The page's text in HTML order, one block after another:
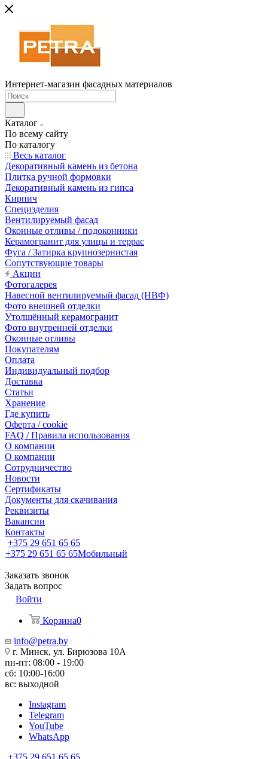
Интернет-магазин фасадных материалов
Каталог
По всему сайту
По каталогу
Весь каталог
Декоративный камень из бетона
Плитка ручной формовки
Декоративный камень из гипса
Кирпич
Специзделия
Вентилируемый фасад
Оконные отливы / подоконники
Керамогранит для улицы и террас
Фуга / Затирка крупнозернистая
Сопутствующие товары
Акции
Фотогалерея
Навесной вентилируемый фасад (НВФ)
Фото внешней отделки
Утолщённый керамогранит
Фото внутренней отделки
Оконные отливы
Покупателям
Оплата
Индивидуальный подбор
Доставка
Статьи
Хранение
Где купить
Оферта / cookie
FAQ / Правила использования
О компании
О компании
Сотрудничество
Новости
Сертификаты
Документы для скачивания
Реквизиты
Вакансии
Контакты
+375 29 651 65 65
+375 29 651 65 65Мобильный
Заказать звонок
Задать вопрос
Войти
Корзина0
info@petra.by
г. Минск, ул. Бирюзова 10А
пн-пт: 08:00 - 19:00
сб: 10:00-16:00
вс: выходной
Instagram
Telegram
YouTube
WhatsApp
+375 29 651 65 65